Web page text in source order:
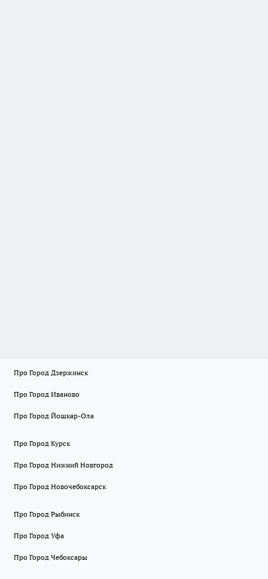
Про Город Дзержинск
Про Город Иваново
Про Город Йошкар-Ола
Про Город Курск
Про Город Нижний Новгород
Про Город Новочебоксарск
Про Город Рыбинск
Про Город Уфа
Про Город Чебоксары